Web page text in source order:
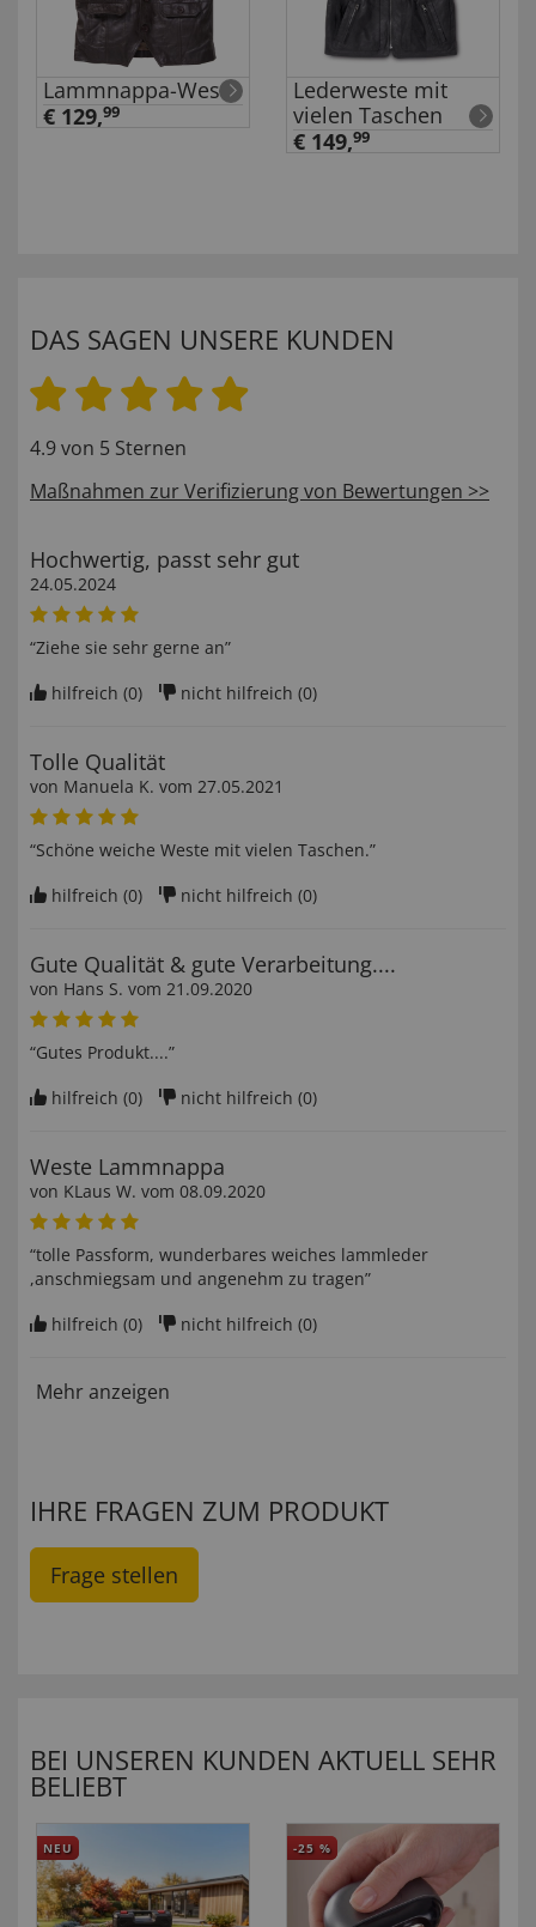
Lammnappa-Weste
€ 129,99
Lederweste mit
vielen Taschen
€ 149,99
DAS SAGEN UNSERE KUNDEN
4.9 von 5 Sternen
Maßnahmen zur Verifizierung von Bewertungen >>
Hochwertig, passt sehr gut
24.05.2024
“Ziehe sie sehr gerne an”
hilfreich (0) nicht hilfreich (0)
Tolle Qualität
von Manuela K. vom 27.05.2021
“Schöne weiche Weste mit vielen Taschen.”
hilfreich (0) nicht hilfreich (0)
Gute Qualität & gute Verarbeitung....
von Hans S. vom 21.09.2020
“Gutes Produkt....”
hilfreich (0) nicht hilfreich (0)
Weste Lammnappa
von KLaus W. vom 08.09.2020
“tolle Passform, wunderbares weiches lammleder
,anschmiegsam und angenehm zu tragen”
hilfreich (0) nicht hilfreich (0)
Mehr anzeigen
IHRE FRAGEN ZUM PRODUKT
Frage stellen
BEI UNSEREN KUNDEN AKTUELL SEHR
BELIEBT
NEU -25 %